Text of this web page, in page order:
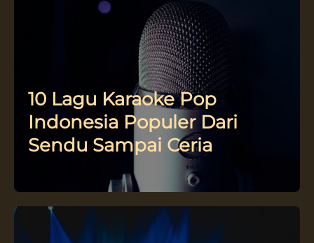
10 Lagu Karaoke Pop
Indonesia Populer Dari
Sendu Sampai Ceria